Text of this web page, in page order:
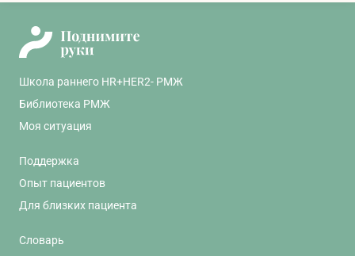
Школа раннего HR+HER2- РМЖ
Библиотека РМЖ
Моя ситуация
Поддержка
Опыт пациентов
Для близких пациента
Словарь